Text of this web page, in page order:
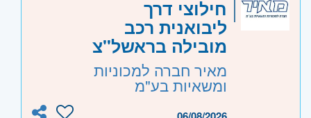
09:00-13:00
אזור: מרכז - תל אביב, רמת גן וגבעתיים
- חדרה וזכרון יעקב, נתניה ועמק חפר,
רעננה, כפר סבא והוד השרון, ראש העין,
הרצליה ורמת השרון
חילוצי דרך
ליבואנית רכב
מובילה בראשל"צ
מאיר חברה למכוניות
ומשאיות בע"מ